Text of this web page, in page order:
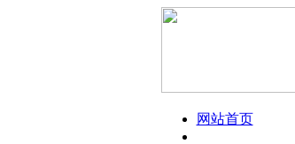
网站首页